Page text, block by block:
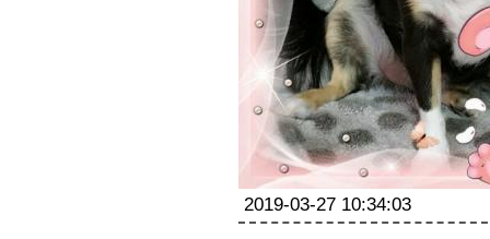
2019-03-27 10:34:03